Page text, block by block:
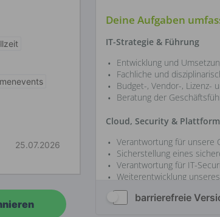
25.07.2026
barrierefreie